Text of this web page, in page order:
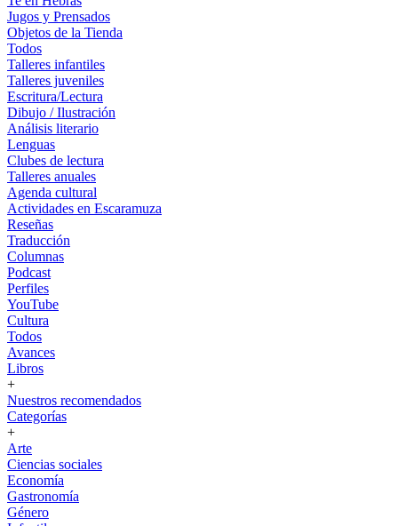
Jugos y Prensados
Objetos de la Tienda
Todos
Talleres infantiles
Talleres juveniles
Escritura/Lectura
Dibujo / Ilustración
Análisis literario
Lenguas
Clubes de lectura
Talleres anuales
Agenda cultural
Actividades en Escaramuza
Reseñas
Traducción
Columnas
Podcast
Perfiles
YouTube
Cultura
Todos
Avances
Libros
+
Nuestros recomendados
Categorías
+
Arte
Ciencias sociales
Economía
Gastronomía
Género